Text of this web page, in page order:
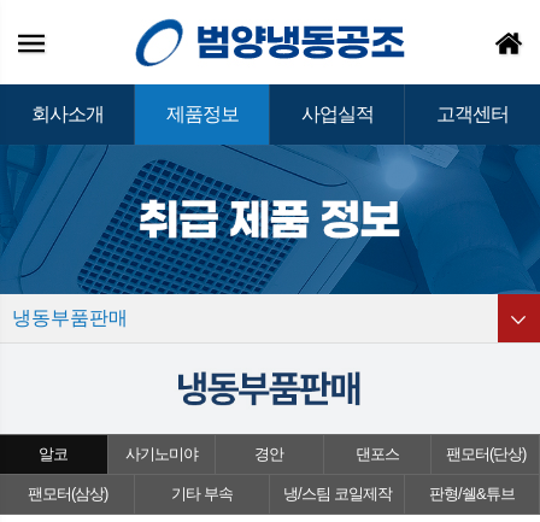
회사소개 제품정보 사업실적 고객센터
냉동부품판매
알코 사기노미야 경안 댄포스 팬모터(단상)
팬모터(삼상) 기타 부속 냉/스팀 코일제작 판형/쉘&튜브